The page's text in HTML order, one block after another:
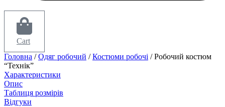
Cart
Головна /Одяг робочий /Костюми робочі / Робочий костюм
“Технік”
Характеристики
Опис
Таблиця розмірів
Відгуки